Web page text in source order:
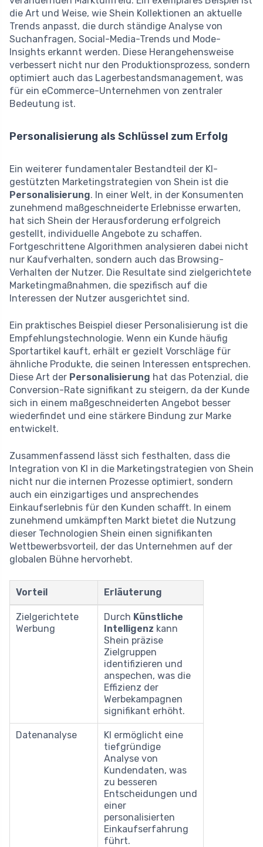
die Art und Weise, wie Shein Kollektionen an aktuelle
Trends anpasst, die durch ständige Analyse von
Suchanfragen, Social-Media-Trends und Mode-
Insights erkannt werden. Diese Herangehensweise
verbessert nicht nur den Produktionsprozess, sondern
optimiert auch das Lagerbestandsmanagement, was
für ein eCommerce-Unternehmen von zentraler
Bedeutung ist.
Personalisierung als Schlüssel zum Erfolg
Ein weiterer fundamentaler Bestandteil der KI-
gestützten Marketingstrategien von Shein ist die
Personalisierung. In einer Welt, in der Konsumenten
zunehmend maßgeschneiderte Erlebnisse erwarten,
hat sich Shein der Herausforderung erfolgreich
gestellt, individuelle Angebote zu schaffen.
Fortgeschrittene Algorithmen analysieren dabei nicht
nur Kaufverhalten, sondern auch das Browsing-
Verhalten der Nutzer. Die Resultate sind zielgerichtete
Marketingmaßnahmen, die spezifisch auf die
Interessen der Nutzer ausgerichtet sind.
Ein praktisches Beispiel dieser Personalisierung ist die
Empfehlungstechnologie. Wenn ein Kunde häufig
Sportartikel kauft, erhält er gezielt Vorschläge für
ähnliche Produkte, die seinen Interessen entsprechen.
Diese Art der Personalisierung hat das Potenzial, die
Conversion-Rate signifikant zu steigern, da der Kunde
sich in einem maßgeschneiderten Angebot besser
wiederfindet und eine stärkere Bindung zur Marke
entwickelt.
Zusammenfassend lässt sich festhalten, dass die
Integration von KI in die Marketingstrategien von Shein
nicht nur die internen Prozesse optimiert, sondern
auch ein einzigartiges und ansprechendes
Einkaufserlebnis für den Kunden schafft. In einem
zunehmend umkämpften Markt bietet die Nutzung
dieser Technologien Shein einen signifikanten
Wettbewerbsvorteil, der das Unternehmen auf der
globalen Bühne hervorhebt.
Vorteil Erläuterung
Zielgerichtete
Werbung
Durch Künstliche
Intelligenz kann
Shein präzise
Zielgruppen
identifizieren und
anspechen, was die
Effizienz der
Werbekampagnen
signifikant erhöht.
Datenanalyse
KI ermöglicht eine
tiefgründige
Analyse von
Kundendaten, was
zu besseren
Entscheidungen und
einer
personalisierten
Einkaufserfahrung
führt.